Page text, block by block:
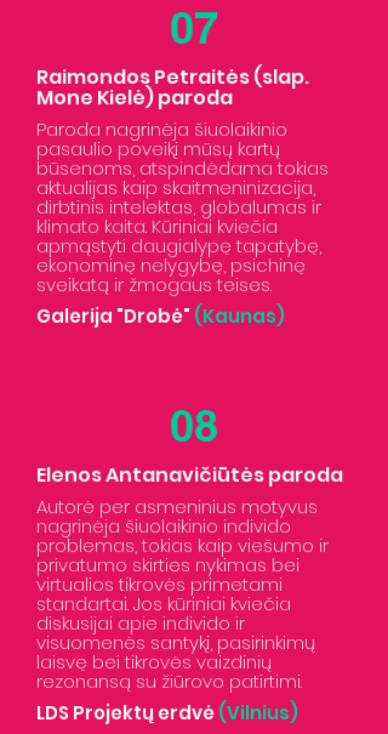
07
Raimondos Petraitės (slap.
Mone Kielė) paroda
Paroda nagrinėja šiuolaikinio
pasaulio poveikį mūsų kartų
būsenoms, atspindėdama tokias
aktualijas kaip skaitmeninizacija,
dirbtinis intelektas, globalumas ir
klimato kaita. Kūriniai kviečia
apmąstyti daugialypę tapatybę,
ekonominę nelygybę, psichinę
sveikatą ir žmogaus teises.
Galerija "Drobė" (Kaunas)
08
Elenos Antanavičiūtės paroda
Autorė per asmeninius motyvus
nagrinėja šiuolaikinio individo
problemas, tokias kaip viešumo ir
privatumo skirties nykimas bei
virtualios tikrovės primetami
standartai. Jos kūriniai kviečia
diskusijai apie individo ir
visuomenės santykį, pasirinkimų
laisvę bei tikrovės vaizdinių
rezonansą su žiūrovo patirtimi.
LDS Projektų erdvė(Vilnius)